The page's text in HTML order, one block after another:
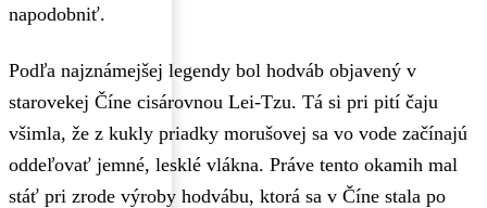
napodobniť.
Podľa najznámejšej legendy bol hodváb objavený v
starovekej Číne cisárovnou Lei-Tzu. Tá si pri pití čaju
všimla, že z kukly priadky morušovej sa vo vode začínajú
oddeľovať jemné, lesklé vlákna. Práve tento okamih mal
stáť pri zrode výroby hodvábu, ktorá sa v Číne stala po